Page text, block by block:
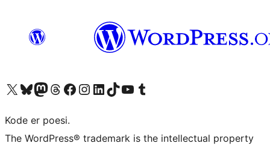
Visit our X (formerly Twitter) account
Visit our Bluesky account
Visit our Mastodon account
Visit our Threads account
Visit our Facebook page
Visit our Instagram account
Visit our LinkedIn account
Visit our TikTok account
Visit our YouTube channel
Visit our Tumblr account
Kode er poesi.
The WordPress® trademark is the intellectual property